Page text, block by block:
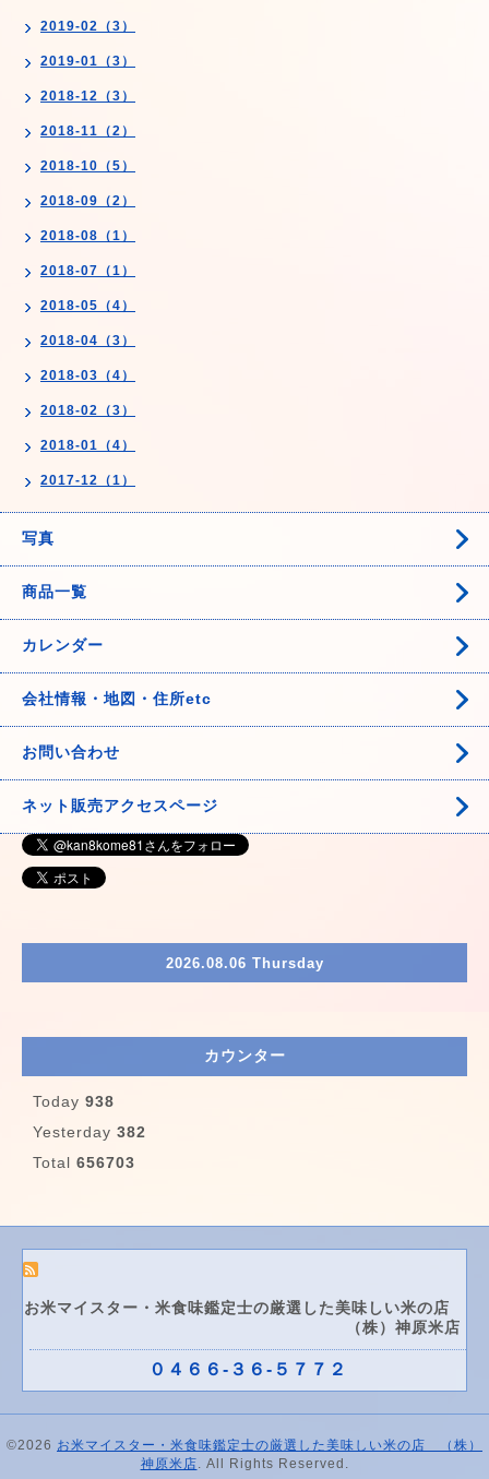
2019-02（3）
2019-01（3）
2018-12（3）
2018-11（2）
2018-10（5）
2018-09（2）
2018-08（1）
2018-07（1）
2018-05（4）
2018-04（3）
2018-03（4）
2018-02（3）
2018-01（4）
2017-12（1）
写真
商品一覧
カレンダー
会社情報・地図・住所etc
お問い合わせ
ネット販売アクセスページ
2026.08.06 Thursday
カウンター
Today 938
Yesterday 382
Total 656703
お米マイスター・米食味鑑定士の厳選した美味しい米の店
（株）神原米店
０４６６-３６-５７７２
©2026 お米マイスター・米食味鑑定士の厳選した美味しい米の店 （株）
神原米店. All Rights Reserved.